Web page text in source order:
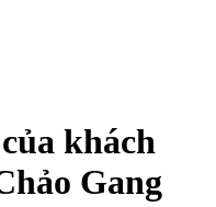
khách
Gang